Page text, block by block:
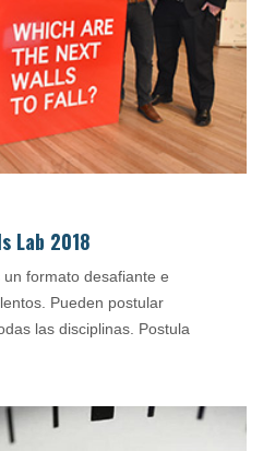
Lab 2018
formato desafiante e
Pueden postular
las disciplinas. Postula